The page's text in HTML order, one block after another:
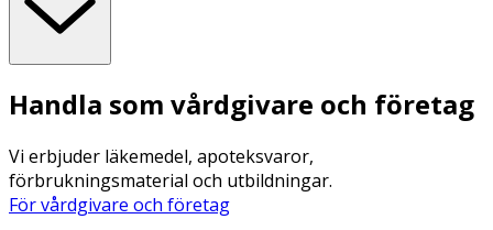
Handla som vårdgivare och företag
Vi erbjuder läkemedel, apoteksvaror,
förbrukningsmaterial och utbildningar.
För vårdgivare och företag